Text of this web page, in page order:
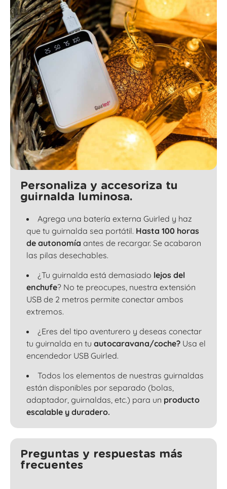
Personaliza y accesoriza tu
guirnalda luminosa.
Agrega una batería externa Guirled y haz
que tu guirnalda sea portátil. Hasta 100 horas
de autonomía antes de recargar. Se acabaron
las pilas desechables.
¿Tu guirnalda está demasiado lejos del
enchufe? No te preocupes, nuestra extensión
USB de 2 metros permite conectar ambos
extremos.
¿Eres del tipo aventurero y deseas conectar
tu guirnalda en tu autocaravana/coche? Usa el
encendedor USB Guirled.
Todos los elementos de nuestras guirnaldas
están disponibles por separado (bolas,
adaptador, guirnaldas, etc.) para un producto
escalable y duradero.
Preguntas y respuestas más
frecuentes